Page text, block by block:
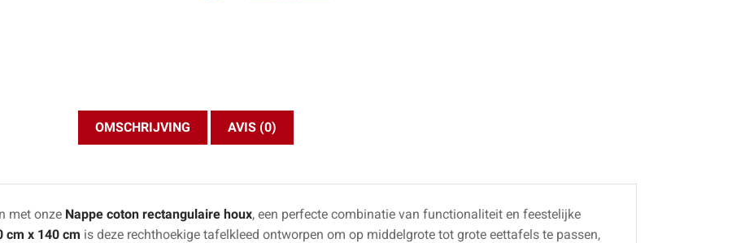
OMSCHRIJVING AVIS (0)
met onze Nappe coton rectangulaire houx, een perfecte combinatie van functionaliteit en feestelijke
cm x 140 cm is deze rechthoekige tafelkleed ontworpen om op middelgrote tot grote eettafels te passen,